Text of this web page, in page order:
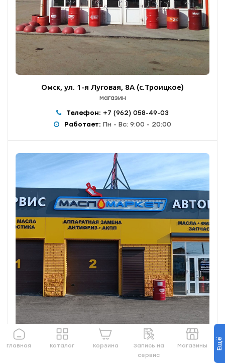
Омск, ул. 1-я Луговая, 8А (с.Троицкое)
магазин
Телефон: +7 (962) 058-49-03
Работает: Пн - Вс: 9:00 - 20:00
Омск, ул. 1-ая Трамвайная, 67
Главная Каталог Корзина
Запись на
сервис
Магазины Ещё